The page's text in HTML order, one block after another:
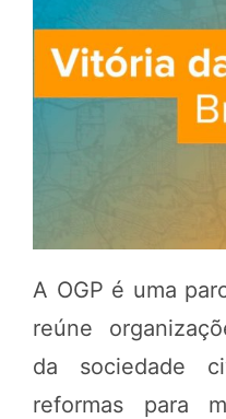
A OGP é uma
reúne
da sociedade
reformas para